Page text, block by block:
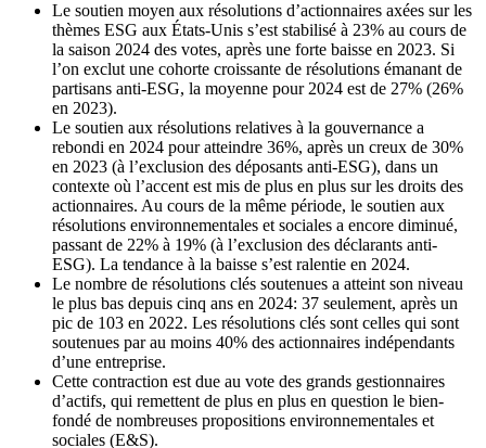
Le soutien moyen aux résolutions d’actionnaires axées sur les
thèmes ESG aux États-Unis s’est stabilisé à 23% au cours de
la saison 2024 des votes, après une forte baisse en 2023. Si
l’on exclut une cohorte croissante de résolutions émanant de
partisans anti-ESG, la moyenne pour 2024 est de 27% (26%
en 2023).
Le soutien aux résolutions relatives à la gouvernance a
rebondi en 2024 pour atteindre 36%, après un creux de 30%
en 2023 (à l’exclusion des déposants anti-ESG), dans un
contexte où l’accent est mis de plus en plus sur les droits des
actionnaires. Au cours de la même période, le soutien aux
résolutions environnementales et sociales a encore diminué,
passant de 22% à 19% (à l’exclusion des déclarants anti-
ESG). La tendance à la baisse s’est ralentie en 2024.
Le nombre de résolutions clés soutenues a atteint son niveau
le plus bas depuis cinq ans en 2024: 37 seulement, après un
pic de 103 en 2022. Les résolutions clés sont celles qui sont
soutenues par au moins 40% des actionnaires indépendants
d’une entreprise.
Cette contraction est due au vote des grands gestionnaires
d’actifs, qui remettent de plus en plus en question le bien-
fondé de nombreuses propositions environnementales et
sociales (E&S).